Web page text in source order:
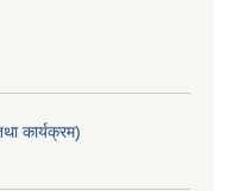
कार्यक्रम)